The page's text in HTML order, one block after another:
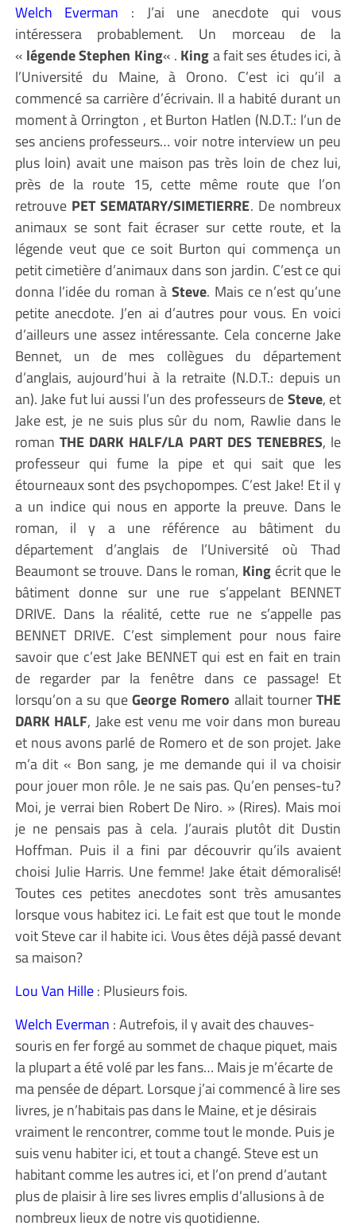
Welch Everman : J’ai une anecdote qui vous
intéressera probablement. Un morceau de la
« légende Stephen King« . Kinga fait ses études ici, à
l’Université du Maine, à Orono. C’est ici qu’il a
commencé sa carrière d’écrivain. Il a habité durant un
moment à Orrington , et Burton Hatlen (N.D.T.: l’un de
ses anciens professeurs… voir notre interview un peu
plus loin) avait une maison pas très loin de chez lui,
près de la route 15, cette même route que l’on
retrouve PET SEMATARY/SIMETIERRE. De nombreux
animaux se sont fait écraser sur cette route, et la
légende veut que ce soit Burton qui commença un
petit cimetière d’animaux dans son jardin. C’est ce qui
donna l’idée du roman à Steve. Mais ce n’est qu’une
petite anecdote. J’en ai d’autres pour vous. En voici
d’ailleurs une assez intéressante. Cela concerne Jake
Bennet, un de mes collègues du département
d’anglais, aujourd’hui à la retraite (N.D.T.: depuis un
an). Jake fut lui aussi l’un des professeurs deSteve, et
Jake est, je ne suis plus sûr du nom, Rawlie dans le
roman THE DARK HALF/LA PART DES TENEBRES, le
professeur qui fume la pipe et qui sait que les
étourneaux sont des psychopompes. C’est Jake! Et il y
a un indice qui nous en apporte la preuve. Dans le
roman, il y a une référence au bâtiment du
département d’anglais de l’Université où Thad
Beaumont se trouve. Dans le roman, Kingécrit que le
bâtiment donne sur une rue s’appelant BENNET
DRIVE. Dans la réalité, cette rue ne s’appelle pas
BENNET DRIVE. C’est simplement pour nous faire
savoir que c’est Jake BENNET qui est en fait en train
de regarder par la fenêtre dans ce passage! Et
lorsqu’on a su queGeorge Romero allait tournerTHE
DARK HALF, Jake est venu me voir dans mon bureau
et nous avons parlé de Romero et de son projet. Jake
m’a dit « Bon sang, je me demande qui il va choisir
pour jouer mon rôle. Je ne sais pas. Qu’en penses-tu?
Moi, je verrai bien Robert De Niro. » (Rires). Mais moi
je ne pensais pas à cela. J’aurais plutôt dit Dustin
Hoffman. Puis il a fini par découvrir qu’ils avaient
choisi Julie Harris. Une femme! Jake était démoralisé!
Toutes ces petites anecdotes sont très amusantes
lorsque vous habitez ici. Le fait est que tout le monde
voit Steve car il habite ici. Vous êtes déjà passé devant
sa maison?
Lou Van Hille: Plusieurs fois.
Welch Everman : Autrefois, il y avait des chauves-
souris en fer forgé au sommet de chaque piquet, mais
la plupart a été volé par les fans… Mais je m’écarte de
ma pensée de départ. Lorsque j’ai commencé à lire ses
livres, je n’habitais pas dans le Maine, et je désirais
vraiment le rencontrer, comme tout le monde. Puis je
suis venu habiter ici, et tout a changé. Steve est un
habitant comme les autres ici, et l’on prend d’autant
plus de plaisir à lire ses livres emplis d’allusions à de
nombreux lieux de notre vis quotidienne.